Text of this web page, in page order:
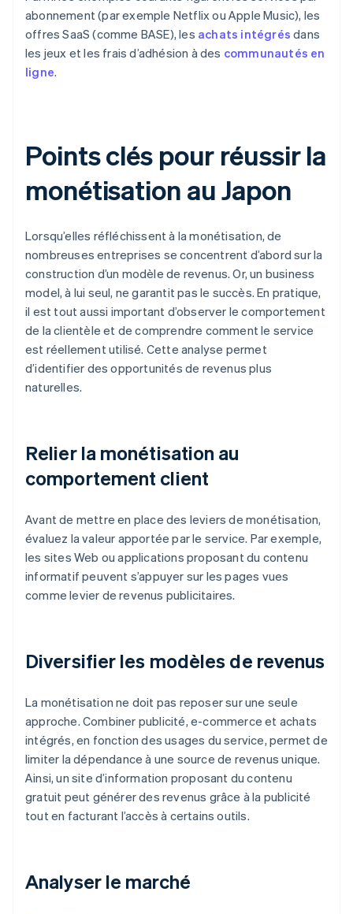
abonnement (par exemple Netflix ou Apple Music), les
offres SaaS (comme BASE), les achats intégrés dans
les jeux et les frais d’adhésion à des communautés en
ligne.
Points clés pour réussir la
monétisation au Japon
Lorsqu’elles réfléchissent à la monétisation, de
nombreuses entreprises se concentrent d’abord sur la
construction d’un modèle de revenus. Or, un business
model, à lui seul, ne garantit pas le succès. En pratique,
il est tout aussi important d’observer le comportement
de la clientèle et de comprendre comment le service
est réellement utilisé. Cette analyse permet
d’identifier des opportunités de revenus plus
naturelles.
Relier la monétisation au
comportement client
Avant de mettre en place des leviers de monétisation,
évaluez la valeur apportée par le service. Par exemple,
les sites Web ou applications proposant du contenu
informatif peuvent s’appuyer sur les pages vues
comme levier de revenus publicitaires.
Diversifier les modèles de revenus
La monétisation ne doit pas reposer sur une seule
approche. Combiner publicité, e-commerce et achats
intégrés, en fonction des usages du service, permet de
limiter la dépendance à une source de revenus unique.
Ainsi, un site d’information proposant du contenu
gratuit peut générer des revenus grâce à la publicité
tout en facturant l’accès à certains outils.
Analyser le marché